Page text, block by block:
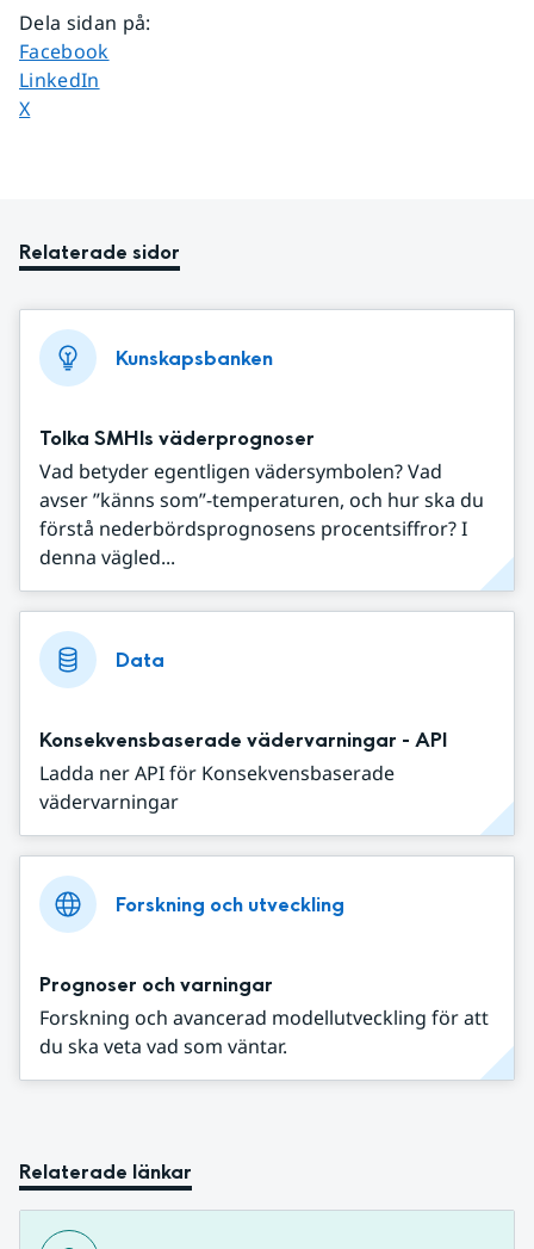
Dela sidan på:
Dela sidan på
Facebook
Dela sidan på
LinkedIn
Dela sidan på
X
Relaterade sidor
Kunskapsbanken
Tolka SMHIs väderprognoser
Vad betyder egentligen vädersymbolen? Vad
avser ”känns som”-temperaturen, och hur ska du
förstå nederbördsprognosens procentsiffror? I
denna vägled...
Data
Konsekvensbaserade vädervarningar - API
Ladda ner API för Konsekvensbaserade
vädervarningar
Forskning och utveckling
Prognoser och varningar
Forskning och avancerad modellutveckling för att
du ska veta vad som väntar.
Relaterade länkar